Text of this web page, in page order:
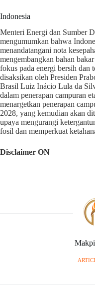
Indonesia
Menteri Energi dan Sumber
mengumumkan bahwa
menandatangani nota
mengembangkan bahan
fokus pada energi bersih dan
disaksikan oleh Presiden
Brasil Luiz Inácio Lula da
dalam penerapan campuran
menargetkan penerapan
2028, yang kemudian akan
upaya mengurangi
fosil dan memperkuat
Disclaimer ON